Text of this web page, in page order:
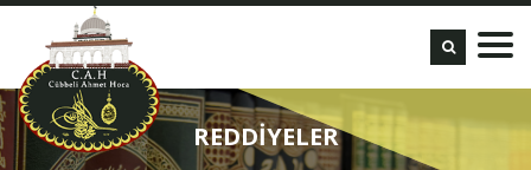
REDDİYELER